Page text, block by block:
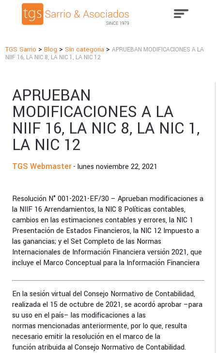
TGS Sarrio >Blog >Sin categoría >APRUEBAN MODIFICACIONES A LA
NIIF 16, LA NIC 8, LA NIC 1, LA NIC 12
APRUEBAN
MODIFICACIONES A LA
NIIF 16, LA NIC 8, LA NIC 1,
LA NIC 12
TGS Webmaster- lunes noviembre 22, 2021
Resolución N° 001-2021-EF/30 – Aprueban modificaciones a
la NIIF 16 Arrendamientos, la NIC 8 Políticas contables,
cambios en las estimaciones contables y errores, la NIC 1
Presentación de Estados Financieros, la NIC 12 Impuesto a
las ganancias; y el Set Completo de las Normas
Internacionales de Información Financiera versión 2021, que
incluye el Marco Conceptual para la Información Financiera
En la sesión virtual del Consejo Normativo de Contabilidad,
realizada el 15 de octubre de 2021, se acordó aprobar –para
su uso en el país– las modificaciones a las
normas mencionadas anteriormente, por lo que, resulta
necesario emitir la resolución en el marco de la
función atribuida al Consejo Normativo de Contabilidad.